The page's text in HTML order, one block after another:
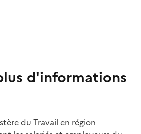
d'informations
du Travail en région